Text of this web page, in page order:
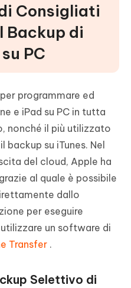
Consigliati
Backup di
PC
programmare ed
e iPad su PC in tutta
nonché il più utilizzato
su iTunes. Nel
del cloud, Apple ha
al quale è possibile
dallo
per eseguire
un software di
Transfer .
Selettivo di